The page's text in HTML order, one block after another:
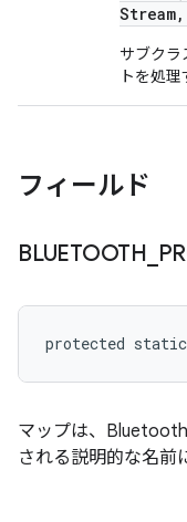
Stream,
サブク
トを処理
フィールド
BLUETOOTH
protected static
マップは、
される説明的な名前